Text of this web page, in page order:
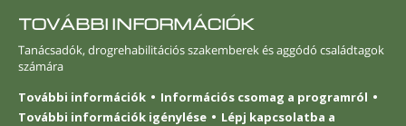
TOVÁBBI INFORMÁCIÓK
Tanácsadók, drogrehabilitációs szakemberek és aggódó családtagok
számára
További információk
Információs csomag a programról
További információk igénylése
Lépj kapcsolatba a